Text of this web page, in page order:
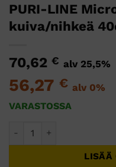
PURI-LINE
kuiva/nihkeä
70,62 € alv 25,5%
56,27 € alv 0%
VARASTOSSA
LISÄÄ